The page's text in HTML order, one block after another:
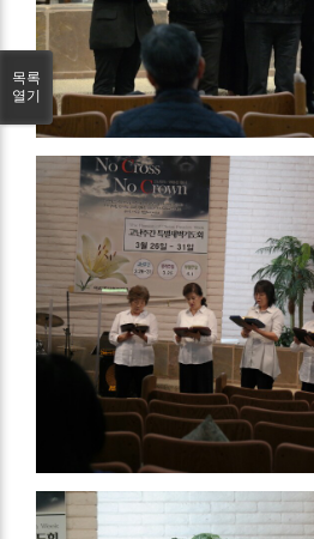
목록
열기